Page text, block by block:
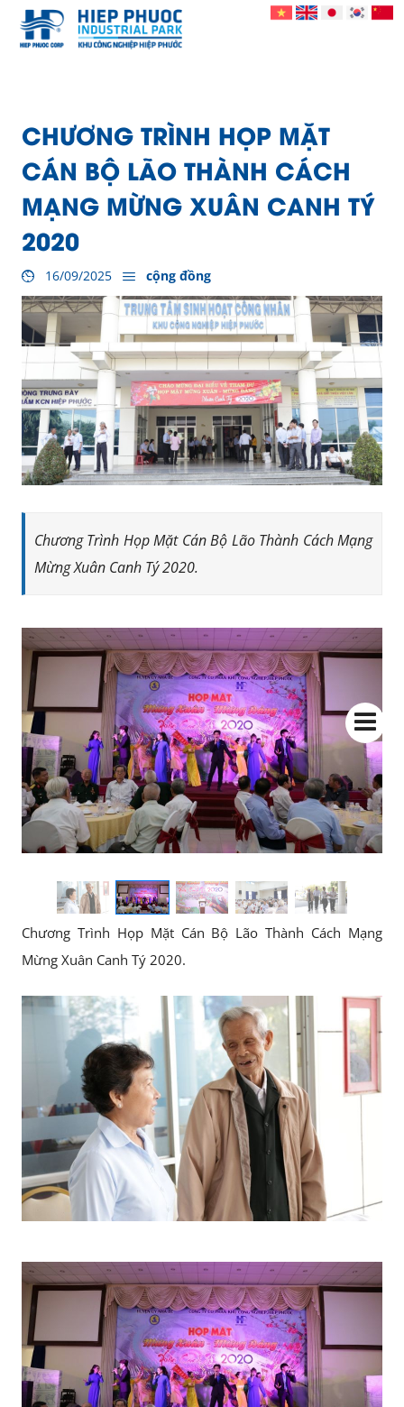
CHƯƠNG TRÌNH HỌP MẶT
CÁN BỘ LÃO THÀNH CÁCH
MẠNG MỪNG XUÂN CANH TÝ
2020
16/09/2025 cộng đồng
Chương Trình Họp Mặt Cán Bộ Lão Thành Cách Mạng
Mừng Xuân Canh Tý 2020.
Chương Trình Họp Mặt Cán Bộ Lão Thành Cách Mạng
Mừng Xuân Canh Tý 2020.